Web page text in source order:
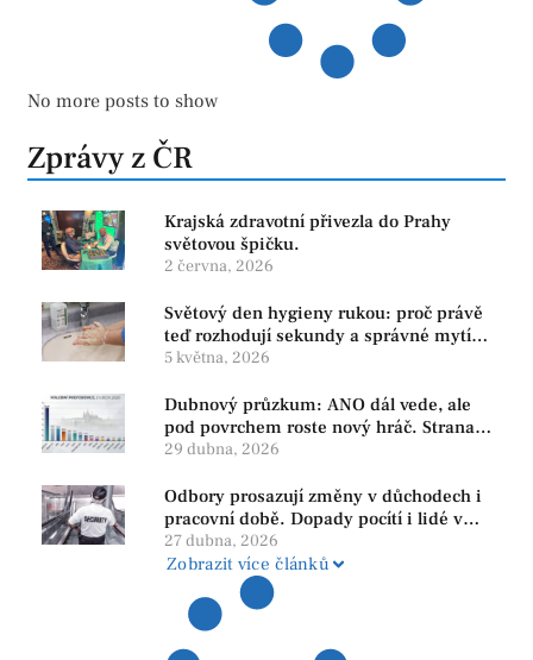
No more posts to show
Zprávy z ČR
Krajská zdravotní přivezla do Prahy
světovou špičku.
2 června, 2026
Světový den hygieny rukou: proč právě
teď rozhodují sekundy a správné mytí
rukou
5 května, 2026
Dubnový průzkum: ANO dál vede, ale
pod povrchem roste nový hráč. Strana
PRO se drží nejvýš mezi menšími
29 dubna, 2026
Odbory prosazují změny v důchodech i
pracovní době. Dopady pocítí i lidé v
našem regionu
27 dubna, 2026
Zobrazit více článků